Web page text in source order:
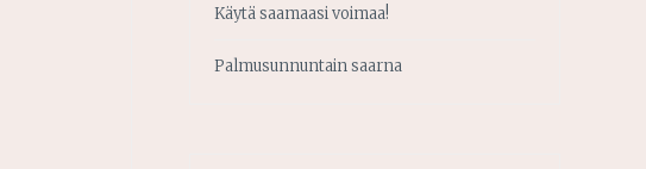
Käytä saamaasi voimaa!
Palmusunnuntain saarna